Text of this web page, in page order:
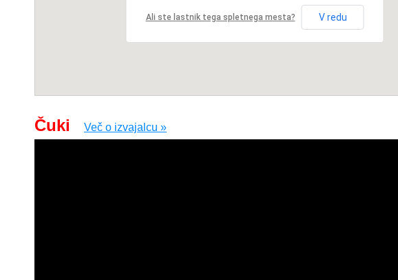
Ali ste lastnik tega spletnega mesta? V redu
Čuki Več o izvajalcu »